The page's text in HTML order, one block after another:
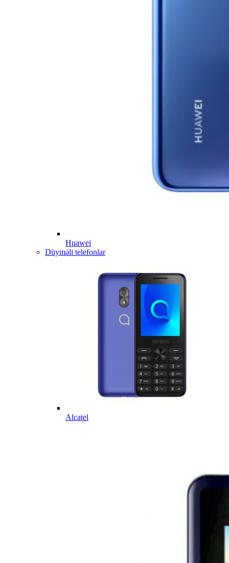
Huawei
Düyməli telefonlar
Alcatel